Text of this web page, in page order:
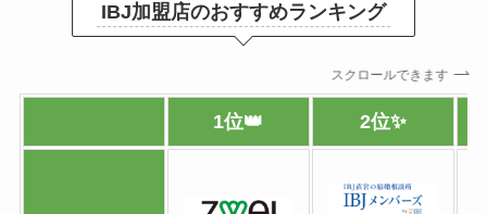
IBJ加盟店のおすすめランキング
スクロールできます
1位👑 2位✨